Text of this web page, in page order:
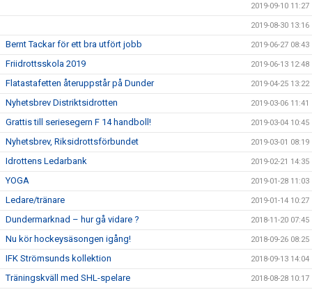
2019-09-10 11:27
2019-08-30 13:16
Bernt Tackar för ett bra utfört jobb 2019-06-27 08:43
Friidrottsskola 2019 2019-06-13 12:48
Flatastafetten återuppstår på Dunder 2019-04-25 13:22
Nyhetsbrev Distriktsidrotten 2019-03-06 11:41
Grattis till seriesegern F 14 handboll! 2019-03-04 10:45
Nyhetsbrev, Riksidrottsförbundet 2019-03-01 08:19
Idrottens Ledarbank 2019-02-21 14:35
YOGA 2019-01-28 11:03
Ledare/tränare 2019-01-14 10:27
Dundermarknad – hur gå vidare ? 2018-11-20 07:45
Nu kör hockeysäsongen igång! 2018-09-26 08:25
IFK Strömsunds kollektion 2018-09-13 14:04
Träningskväll med SHL-spelare 2018-08-28 10:17